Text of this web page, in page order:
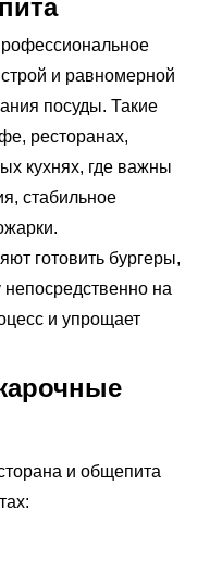
и равномерной
посуды. Такие
ресторанах,
кухнях, где важны
стабильное
готовить бургеры,
на
и упрощает
и общепита